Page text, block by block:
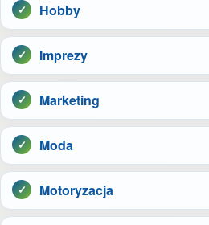
Hobby
Imprezy
Marketing
Moda
Motoryzacja